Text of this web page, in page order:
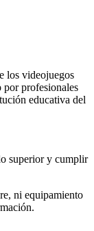
los videojuegos
por profesionales
educativa del
superior y cumplir
ni equipamiento